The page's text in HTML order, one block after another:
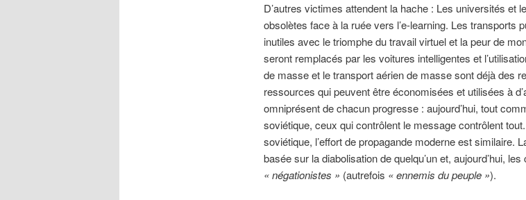
D’autres victimes attendent la hache : Les universités et
obsolètes face à la ruée vers l’e-learning. Les transports
inutiles avec le triomphe du travail virtuel et la peur de
seront remplacés par les voitures intelligentes et
de masse et le transport aérien de masse sont déjà des
ressources qui peuvent être économisées et utilisées à
omniprésent de chacun progresse : aujourd’hui, tout
soviétique, ceux qui contrôlent le message contrôlent
soviétique, l’effort de propagande moderne est similaire.
basée sur la diabolisation de quelqu’un et, aujourd’hui,
« négationistes » (autrefois « ennemis du peuple »).